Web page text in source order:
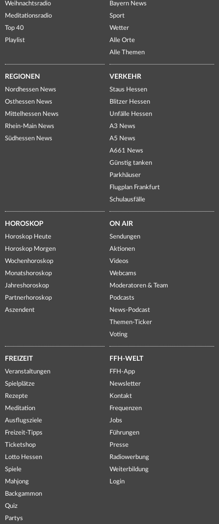
Weihnachtsradio
Meditationsradio
Top 40
Playlist
Bayern News
Sport
Wetter
Alle Orte
Alle Themen
REGIONEN
Nordhessen News
Osthessen News
Mittelhessen News
Rhein-Main News
Südhessen News
VERKEHR
Staus Hessen
Blitzer Hessen
Unfälle Hessen
A3 News
A5 News
A661 News
Günstig tanken
Parkhäuser
Flugplan Frankfurt
Schulausfälle
HOROSKOP
Horoskop Heute
Horoskop Morgen
Wochenhoroskop
Monatshoroskop
Jahreshoroskop
Partnerhoroskop
Aszendent
ON AIR
Sendungen
Aktionen
Videos
Webcams
Moderatoren & Team
Podcasts
News-Podcast
Themen-Ticker
Voting
FREIZEIT
Veranstaltungen
Spielplätze
Rezepte
Meditation
Ausflugsziele
Freizeit-Tipps
Ticketshop
Lotto Hessen
Spiele
Mahjong
Backgammon
Quiz
Partys
FFH-WELT
FFH-App
Newsletter
Kontakt
Frequenzen
Jobs
Führungen
Presse
Radiowerbung
Weiterbildung
Login